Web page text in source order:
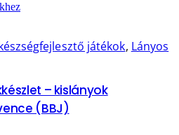
játékok, Lányos
– kislányok
(BBJ)